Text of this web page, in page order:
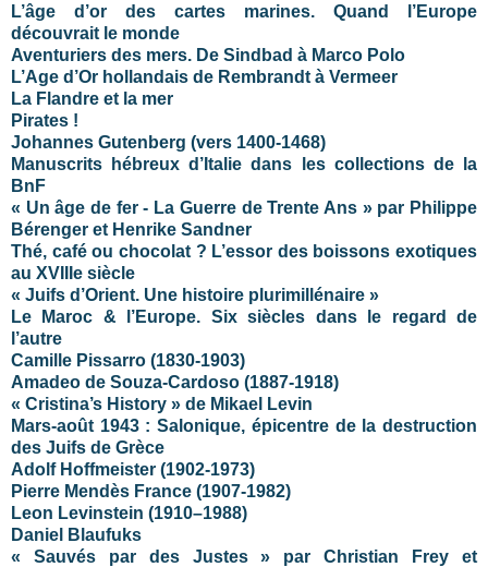
L’âge d’or des cartes marines. Quand l’Europe
découvrait le monde
Aventuriers des mers. De Sindbad à Marco Polo
L’Age d’Or hollandais de Rembrandt à Vermeer
La Flandre et la mer
Pirates !
Johannes Gutenberg (vers 1400-1468)
Manuscrits hébreux d’Italie dans les collections de la
BnF
« Un âge de fer - La Guerre de Trente Ans » par Philippe
Bérenger et Henrike Sandner
Thé, café ou chocolat ? L’essor des boissons exotiques
au XVIIIe siècle
« Juifs d’Orient. Une histoire plurimillénaire »
Le Maroc & l’Europe. Six siècles dans le regard de
l’autre
Camille Pissarro (1830-1903)
Amadeo de Souza-Cardoso (1887-1918)
« Cristina’s History » de Mikael Levin
Mars-août 1943 : Salonique, épicentre de la destruction
des Juifs de Grèce
Adolf Hoffmeister (1902-1973)
Pierre Mendès France (1907-1982)
Leon Levinstein (1910–1988)
Daniel Blaufuks
« Sauvés par des Justes » par Christian Frey et